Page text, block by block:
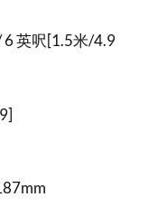
6 英呎[1.5米/4.9